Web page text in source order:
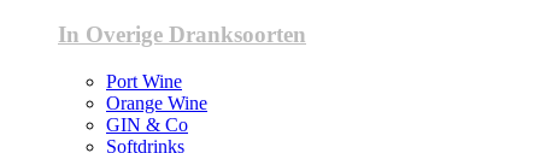
In Overige Dranksoorten
Port Wine
Orange Wine
GIN & Co
Softdrinks